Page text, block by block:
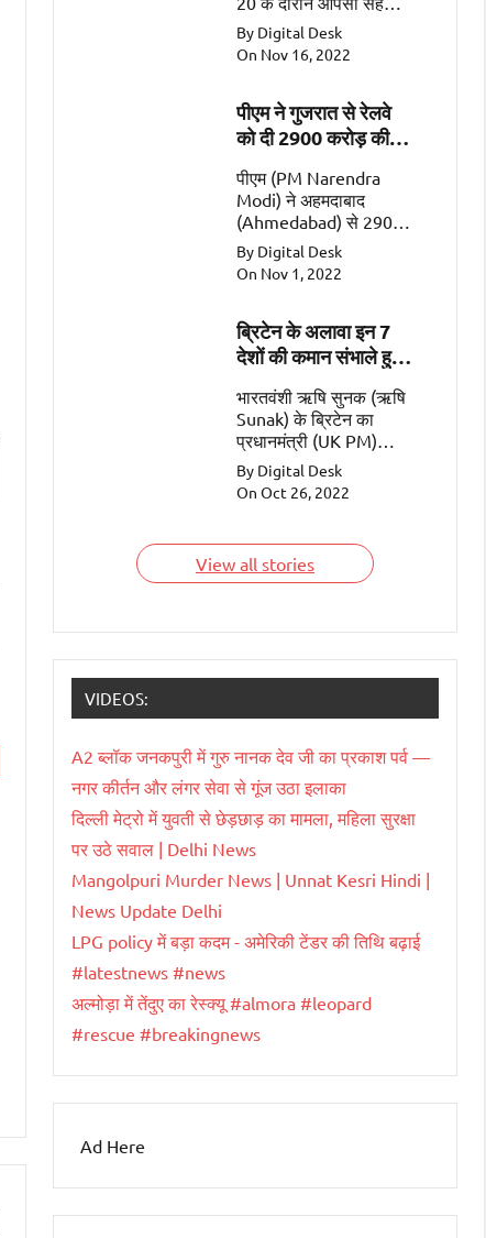
के महत्वपूर्ण क्षेत्रों जैसे कि
व्यापार, गतिशीलता, रक्षा और
सुरक्षा पर चर्चा की
By Digital Desk
On Nov 16, 2022
पीएम ने गुजरात से रेलवे
को दी 2900 करोड़ की
पीएम (PM Narendra
Modi) ने अहमदाबाद
(Ahmedabad) से 2900
करोड़ की 2 रेल
परियोजनाओं (Railway
Projects worth Rs
समर्पित।
By Digital Desk
On Nov 1, 2022
ब्रिटेन के अलावा इन 7
देशों की कमान संभाले हुए
भारतवंशी ऋषि सुनक (ऋषि
Sunak) के ब्रिटेन का
प्रधानमंत्री (UK PM)
बनना एक ऐतिहासिक पल
है। इसके अलावा सात ऐसे
देश हैं जिन्हें भारतवंशी चला
भारतवंशियों के बारे में।
By Digital Desk
On Oct 26, 2022
View all stories
VIDEOS:
A2 ब्लॉक जनकपुरी में गुरु नानक देव जी का प्रकाश पर्व —
नगर कीर्तन और लंगर सेवा से गूंज उठा इलाका
दिल्ली मेट्रो में युवती से छेड़छाड़ का मामला, महिला सुरक्षा
पर उठे सवाल | Delhi News
Mangolpuri Murder News | Unnat Kesri Hindi |
News Update Delhi
LPG policy में बड़ा कदम - अमेरिकी टेंडर की तिथि बढ़ाई
#latestnews #news
अल्मोड़ा में तेंदुए का रेस्क्यू #almora #leopard
#rescue #breakingnews
Ad Here